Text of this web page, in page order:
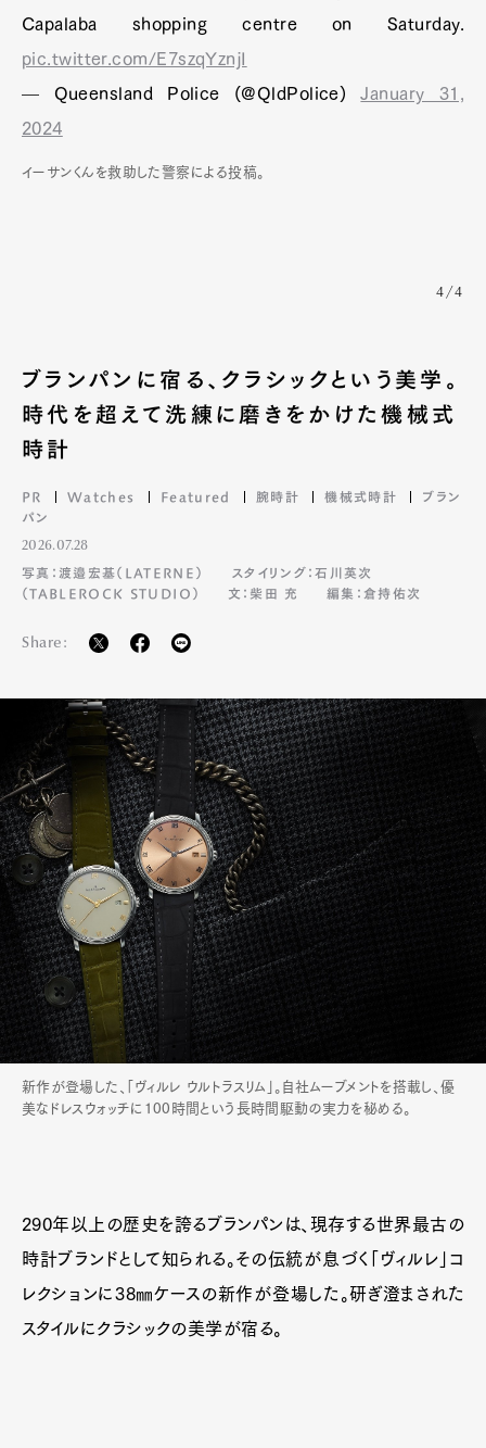
Capalaba shopping centre on Saturday.
pic.twitter.com/E7szqYznjI
— Queensland Police (@QldPolice)January 31,
2024
イーサンくんを救助した警察による投稿。
4/4
ブランパンに宿る、クラシックという美学。
時代を超えて洗練に磨きをかけた機械式
時計
PR Watches Featured 腕時計 機械式時計
ブラン
パン
2026.07.28
写真：渡邉宏基（LATERNE）
スタイリング：石川英次
（TABLEROCK STUDIO）
文：柴田 充 編集：倉持佑次
Share:
新作が登場した、「ヴィルレ ウルトラスリム」。自社ムーブメントを搭載し、優
美なドレスウォッチに100時間という長時間駆動の実力を秘める。
290年以上の歴史を誇るブランパンは、現存する世界最古の
時計ブランドとして知られる。その伝統が息づく「ヴィルレ」コ
レクションに38㎜ケースの新作が登場した。研ぎ澄まされた
スタイルにクラシックの美学が宿る。